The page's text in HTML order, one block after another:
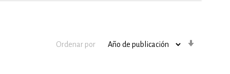
Ordenar por